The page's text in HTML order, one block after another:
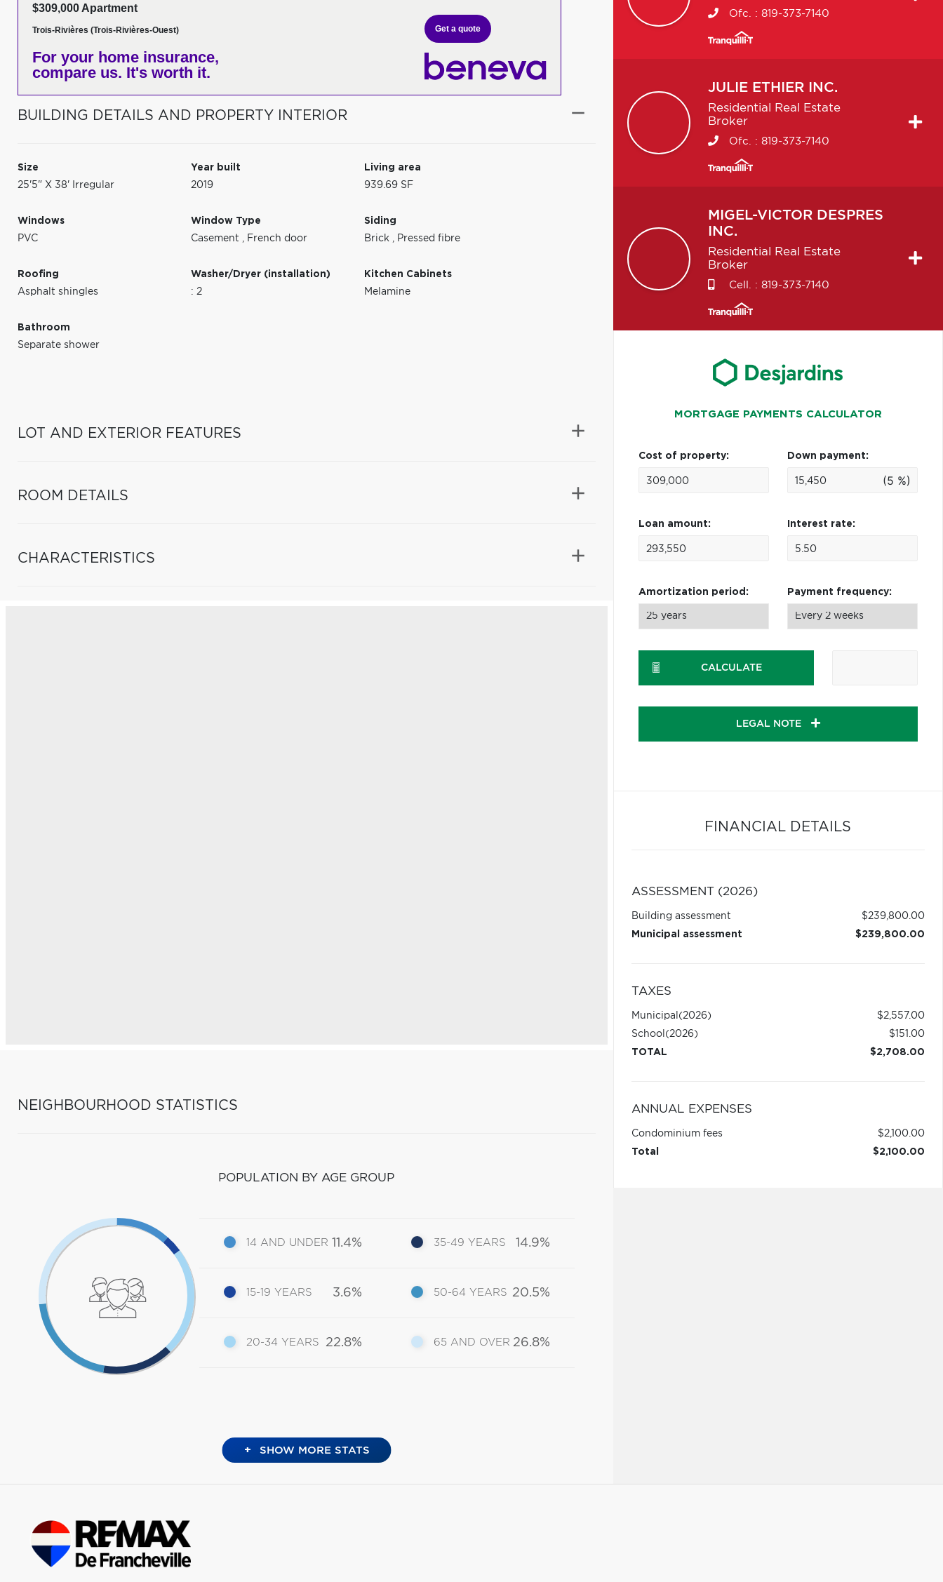
$309,000 Apartment
Trois-Rivières (Trois-Rivières-Ouest)
For your home insurance,
compare us. It's worth it.
Get a quote
BUILDING DETAILS AND PROPERTY INTERIOR
Size
25'5" X 38' Irregular
Year built
2019
Living area
939.69 SF
Windows
PVC
Window Type
Casement , French door
Siding
Brick , Pressed fibre
Roofing
Asphalt shingles
Washer/Dryer (installation)
: 2
Kitchen Cabinets
Melamine
Bathroom
Separate shower
LOT AND EXTERIOR FEATURES
ROOM DETAILS
CHARACTERISTICS
NEIGHBOURHOOD STATISTICS
POPULATION BY AGE GROUP
14 AND UNDER 11.4%
15-19 YEARS 3.6%
20-34 YEARS 22.8%
35-49 YEARS 14.9%
50-64 YEARS 20.5%
65 AND OVER 26.8%
+ SHOW MORE STATS
Ofc. : 819-373-7140
JULIE ETHIER INC.
Residential Real Estate
Broker
Ofc. : 819-373-7140
MIGEL-VICTOR DESPRES
INC.
Residential Real Estate
Broker
Cell. : 819-373-7140
MORTGAGE PAYMENTS CALCULATOR
Cost of property: Down payment:
(5 %)
Loan amount: Interest rate:
Amortization period: Payment frequency:
CALCULATE
LEGAL NOTE
FINANCIAL DETAILS
ASSESSMENT (2026)
Building assessment
$239,800.00
Municipal assessment
$239,800.00
TAXES
Municipal (2026)
$2,557.00
School (2026)
$151.00
TOTAL
$2,708.00
ANNUAL EXPENSES
Condominium fees
$2,100.00
Total
$2,100.00